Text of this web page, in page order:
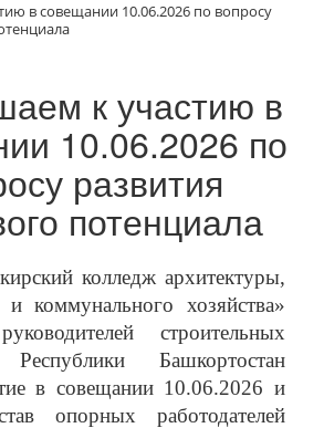
в совещании 10.06.2026 по вопросу
к участию в
10.06.2026 по
развития
потенциала
колледж архитектуры,
и коммунального хозяйства»
строительных
Республики Башкортостан
в совещании 10.06.2026 и
опорных работодателей